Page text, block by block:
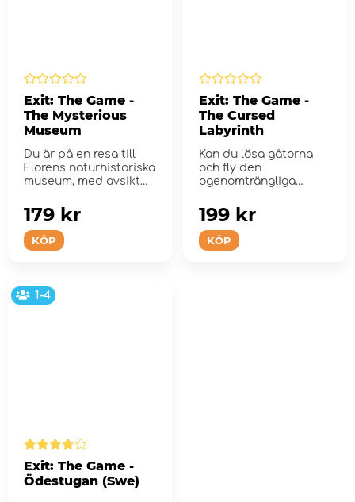
Exit: The Game -
The Mysterious
Museum
Du är på en resa till
Florens naturhistoriska
museum, med avsikt
KÖP
179 kr
Exit: The Game -
The Cursed
Labyrinth
Kan du lösa gåtorna
och fly den
ogenomträngliga
KÖP
199 kr
1-4
Exit: The Game -
Ödestugan (Swe)